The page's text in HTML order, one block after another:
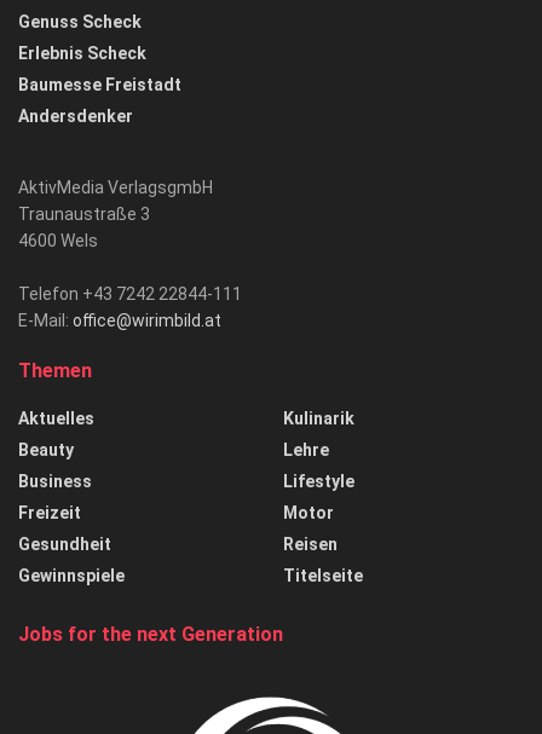
Genuss Scheck
Erlebnis Scheck
Baumesse Freistadt
Andersdenker
AktivMedia VerlagsgmbH
Traunaustraße 3
4600 Wels
Telefon +43 7242 22844-111
E-Mail: office@wirimbild.at
Themen
Aktuelles
Beauty
Business
Freizeit
Gesundheit
Gewinnspiele
Kulinarik
Lehre
Lifestyle
Motor
Reisen
Titelseite
Jobs for the next Generation